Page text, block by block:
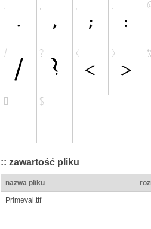
:: zawartość pliku
nazwa pliku
Primeval.ttf